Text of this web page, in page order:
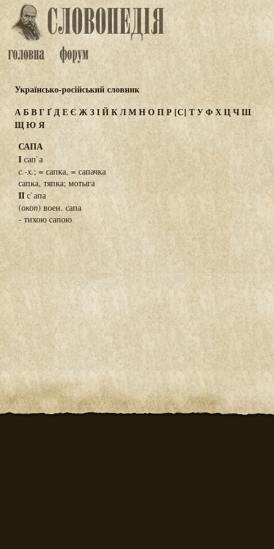
Українсько-російський словник
АБВГҐДЕЄ ЖЗІЙКЛМНОПР [С] ТУФХЦЧШ
ЩЮ Я
САПА
I сап`а
с.-х.; = сапка, = сапачка
сапка, тяпка; мотыга
IIс`апа
(окоп) воен. сапа
- тихою сапою